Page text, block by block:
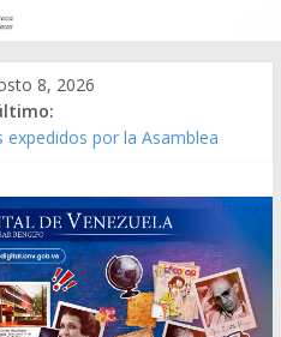
8, 2026
por la Asamblea
gráfico]
Venezuela año CXXXIII Mes V,
38.394
Modesta Bor